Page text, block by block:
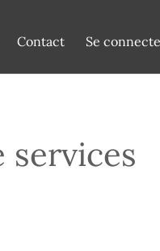
Contact Se
services